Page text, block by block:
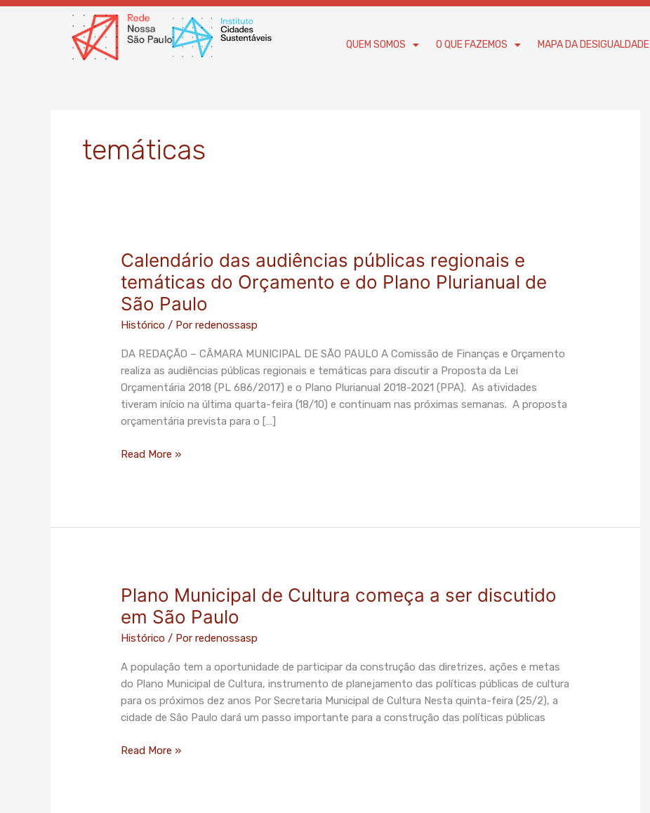
Ir
QUEM SOMOS O QUE FAZEMOS MAPA DA DESIGUALDADE
temáticas
Calendário das audiências públicas regionais e
temáticas do Orçamento e do Plano Plurianual de
São Paulo
Histórico / Porredenossasp
DA REDAÇÃO – CÂMARA MUNICIPAL DE SÃO PAULO A Comissão de Finanças e Orçamento
realiza as audiências públicas regionais e temáticas para discutir a Proposta da Lei
Orçamentária 2018 (PL 686/2017) e o Plano Plurianual 2018-2021 (PPA). As atividades
tiveram início na última quarta-feira (18/10) e continuam nas próximas semanas. A proposta
orçamentária prevista para o […]
Calendário
das
audiências
públicas
regionais
temáticas
do
Orçamento
e
do
Plurianual
Read More »
Plano Municipal de Cultura começa a ser discutido
em São Paulo
Histórico / Porredenossasp
A população tem a oportunidade de participar da construção das diretrizes, ações e metas
do Plano Municipal de Cultura, instrumento de planejamento das políticas públicas de cultura
para os próximos dez anos Por Secretaria Municipal de Cultura Nesta quinta-feira (25/2), a
cidade de São Paulo dará um passo importante para a construção das políticas públicas
Plano
Municipal
de
Cultura
discutido
São
Read More »